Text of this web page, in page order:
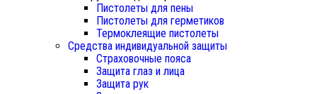
Пистолеты для пены
Пистолеты для герметиков
Термоклеящие пистолеты
Средства индивидуальной защиты
Страховочные пояса
Защита глаз и лица
Защита рук